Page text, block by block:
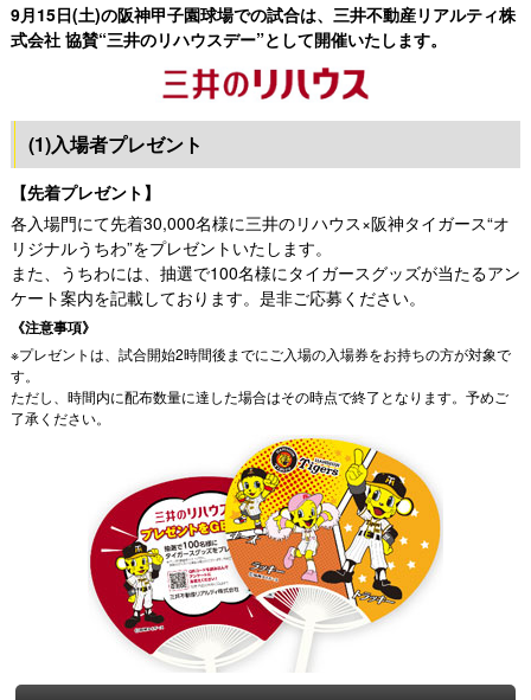
9月15日(土)の阪神甲子園球場での試合は、三井不動産リアルティ株
式会社 協賛“三井のリハウスデー”として開催いたします。
(1)入場者プレゼント
【先着プレゼント】
各入場門にて先着30,000名様に三井のリハウス×阪神タイガース“オ
リジナルうちわ”をプレゼントいたします。
また、うちわには、抽選で100名様にタイガースグッズが当たるアン
ケート案内を記載しております。是非ご応募ください。
《注意事項》
※プレゼントは、試合開始2時間後までにご入場の入場券をお持ちの方が対象で
す。
ただし、時間内に配布数量に達した場合はその時点で終了となります。予めご
了承ください。